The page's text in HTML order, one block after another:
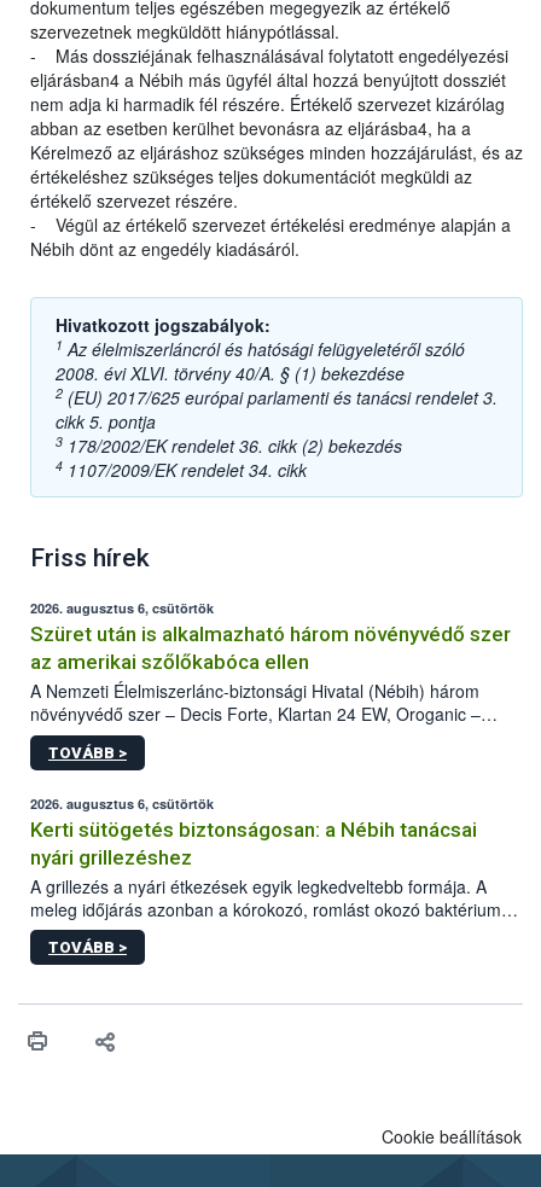
dokumentum teljes egészében megegyezik az értékelő
szervezetnek megküldött hiánypótlással.
- Más dossziéjának felhasználásával folytatott engedélyezési
eljárásban4 a Nébih más ügyfél által hozzá benyújtott dossziét
nem adja ki harmadik fél részére. Értékelő szervezet kizárólag
abban az esetben kerülhet bevonásra az eljárásba4, ha a
Kérelmező az eljáráshoz szükséges minden hozzájárulást, és az
értékeléshez szükséges teljes dokumentációt megküldi az
értékelő szervezet részére.
- Végül az értékelő szervezet értékelési eredménye alapján a
Nébih dönt az engedély kiadásáról.
Hivatkozott jogszabályok:
1 Az élelmiszerláncról és hatósági felügyeletéről szóló
2008. évi XLVI. törvény 40/A. § (1) bekezdése
2 (EU) 2017/625 európai parlamenti és tanácsi rendelet 3.
cikk 5. pontja
3 178/2002/EK rendelet 36. cikk (2) bekezdés
4 1107/2009/EK rendelet 34. cikk
Friss hírek
2026. augusztus 6, csütörtök
Szüret után is alkalmazható három növényvédő szer
az amerikai szőlőkabóca ellen
A Nemzeti Élelmiszerlánc-biztonsági Hivatal (Nébih) három
növényvédő szer – Decis Forte, Klartan 24 EW, Oroganic –
engedélyokiratát módosította, így azok a szüretet követően,
egészen a vesszőérettség (BBCH 91) stádiumáig
érésű szőlőkben is legyen lehetőség a károsító elleni további
védekezésre. Az Oroganic készítmény kis kiszerelésben kiskerti
felhasználók számára is elérhető és ökológiai termesztésben is
engedélyezett.
TOVÁBB >
2026. augusztus 6, csütörtök
Kerti sütögetés biztonságosan: a Nébih tanácsai
nyári grillezéshez
A grillezés a nyári étkezések egyik legkedveltebb formája. A
meleg időjárás azonban a kórokozó, romlást okozó baktériumok
gyorsabb szaporodásának is kedvez. A szabadtéri sütögetés
ezért nem csupán a megfelelő sütési technikáról szól: legalább
higiéniai szabályok betartása, a megfelelő hőkezelés, valamint a
biztonsági Hivatal (Nébih) Oktatási Programja összegyűjtötte a
TOVÁBB >
Cookie beállítások